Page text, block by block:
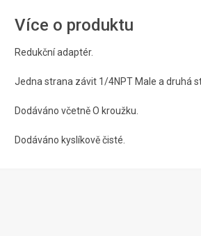
Více o produktu
Redukční adaptér.
Jedna strana závit 1/4NPT Male a druhá
Dodáváno včetně O kroužku.
Dodáváno kyslíkově čisté.